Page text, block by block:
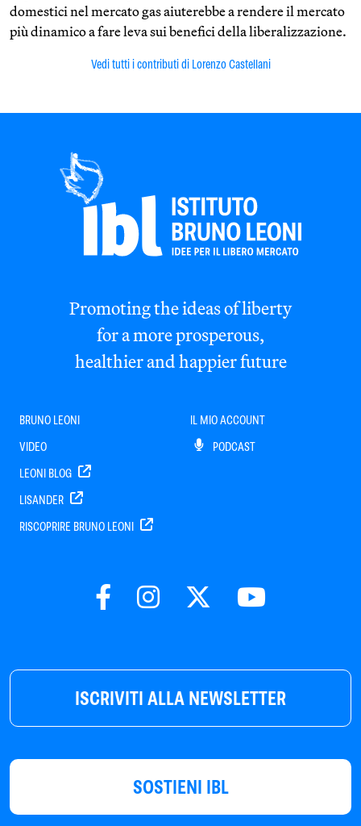
domestici nel mercato gas aiuterebbe a rendere il mercato
più dinamico a fare leva sui benefici della liberalizzazione.
Vedi tutti i contributi di Lorenzo Castellani
ISCRIVITI ALLA NEWSLETTER
SOSTIENI IBL
Promoting the ideas of liberty
for a more prosperous,
healthier and happier future
BRUNO LEONI
VIDEO
LEONI BLOG
LISANDER
RISCOPRIRE BRUNO LEONI
IL MIO ACCOUNT
PODCAST